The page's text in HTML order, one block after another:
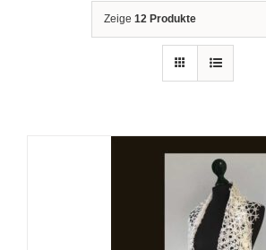
Zeige 12 Produkte